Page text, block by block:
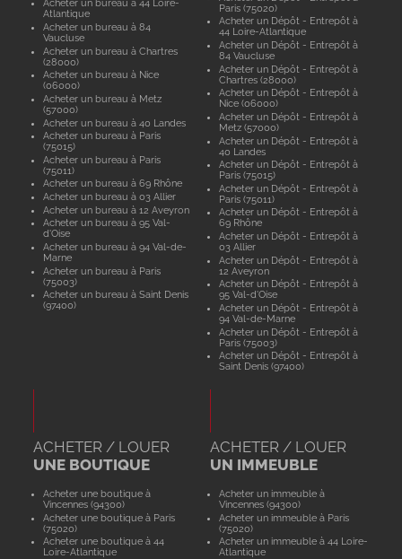
Acheter un bureau à 44 Loire-
Atlantique
Acheter un bureau à 84
Vaucluse
Acheter un bureau à Chartres
(28000)
Acheter un bureau à Nice
(06000)
Acheter un bureau à Metz
(57000)
Acheter un bureau à 40 Landes
Acheter un bureau à Paris
(75015)
Acheter un bureau à Paris
(75011)
Acheter un bureau à 69 Rhône
Acheter un bureau à 03 Allier
Acheter un bureau à 12 Aveyron
Acheter un bureau à 95 Val-
d'Oise
Acheter un bureau à 94 Val-de-
Marne
Acheter un bureau à Paris
(75003)
Acheter un bureau à Saint Denis
(97400)
Paris (75020)
Acheter un Dépôt - Entrepôt à
44 Loire-Atlantique
Acheter un Dépôt - Entrepôt à
84 Vaucluse
Acheter un Dépôt - Entrepôt à
Chartres (28000)
Acheter un Dépôt - Entrepôt à
Nice (06000)
Acheter un Dépôt - Entrepôt à
Metz (57000)
Acheter un Dépôt - Entrepôt à
40 Landes
Acheter un Dépôt - Entrepôt à
Paris (75015)
Acheter un Dépôt - Entrepôt à
Paris (75011)
Acheter un Dépôt - Entrepôt à
69 Rhône
Acheter un Dépôt - Entrepôt à
03 Allier
Acheter un Dépôt - Entrepôt à
12 Aveyron
Acheter un Dépôt - Entrepôt à
95 Val-d'Oise
Acheter un Dépôt - Entrepôt à
94 Val-de-Marne
Acheter un Dépôt - Entrepôt à
Paris (75003)
Acheter un Dépôt - Entrepôt à
Saint Denis (97400)
ACHETER / LOUER
UNE BOUTIQUE
Acheter une boutique à
Vincennes (94300)
Acheter une boutique à Paris
(75020)
Acheter une boutique à 44
Loire-Atlantique
ACHETER / LOUER
UN IMMEUBLE
Acheter un immeuble à
Vincennes (94300)
Acheter un immeuble à Paris
(75020)
Acheter un immeuble à 44 Loire-
Atlantique